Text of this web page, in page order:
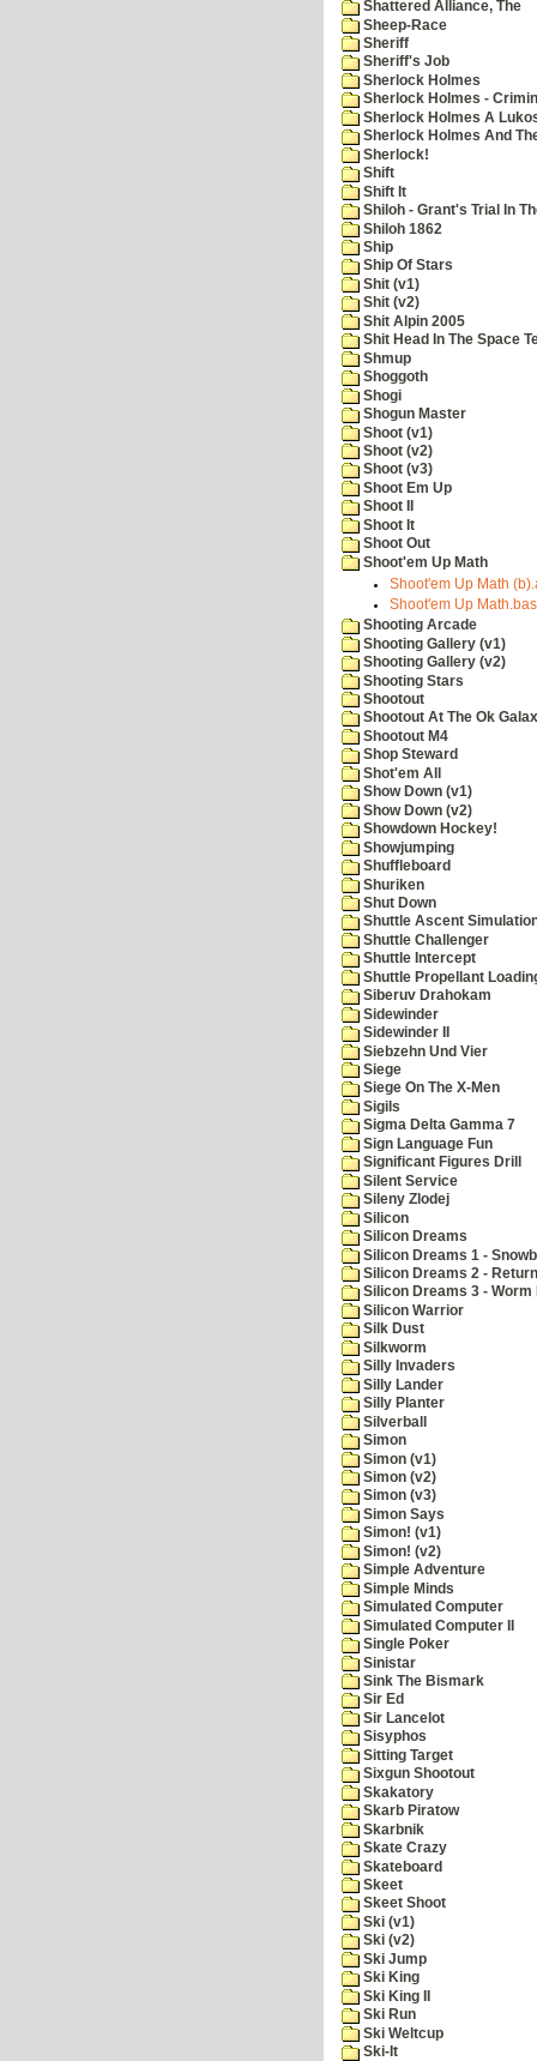
Shattered Alliance, The
Sheep-Race
Sheriff
Sheriff's Job
Sherlock Holmes
Sherlock Holmes -
Sherlock Holmes A
Sherlock Holmes And
Sherlock!
Shift
Shift It
Shiloh - Grant's Trial In
Shiloh 1862
Ship
Ship Of Stars
Shit (v1)
Shit (v2)
Shit Alpin 2005
Shit Head In The Space
Shmup
Shoggoth
Shogi
Shogun Master
Shoot (v1)
Shoot (v2)
Shoot (v3)
Shoot Em Up
Shoot II
Shoot It
Shoot Out
Shoot'em Up Math
Shoot'em Up Math
Shoot'em Up Math.bas
Shooting Arcade
Shooting Gallery (v1)
Shooting Gallery (v2)
Shooting Stars
Shootout
Shootout At The Ok
Shootout M4
Shop Steward
Shot'em All
Show Down (v1)
Show Down (v2)
Showdown Hockey!
Showjumping
Shuffleboard
Shuriken
Shut Down
Shuttle Ascent
Shuttle Challenger
Shuttle Intercept
Shuttle Propellant
Siberuv Drahokam
Sidewinder
Sidewinder II
Siebzehn Und Vier
Siege
Siege On The X-Men
Sigils
Sigma Delta Gamma 7
Sign Language Fun
Significant Figures Drill
Silent Service
Sileny Zlodej
Silicon
Silicon Dreams
Silicon Dreams 1 -
Silicon Dreams 2 -
Silicon Dreams 3 - Worm
Silicon Warrior
Silk Dust
Silkworm
Silly Invaders
Silly Lander
Silly Planter
Silverball
Simon
Simon (v1)
Simon (v2)
Simon (v3)
Simon Says
Simon! (v1)
Simon! (v2)
Simple Adventure
Simple Minds
Simulated Computer
Simulated Computer II
Single Poker
Sinistar
Sink The Bismark
Sir Ed
Sir Lancelot
Sisyphos
Sitting Target
Sixgun Shootout
Skakatory
Skarb Piratow
Skarbnik
Skate Crazy
Skateboard
Skeet
Skeet Shoot
Ski (v1)
Ski (v2)
Ski Jump
Ski King
Ski King II
Ski Run
Ski Weltcup
Ski-It